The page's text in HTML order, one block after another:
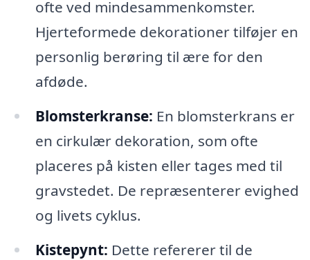
ofte ved mindesammenkomster.
Hjerteformede dekorationer tilføjer en
personlig berøring til ære for den
afdøde.
Blomsterkranse: En blomsterkrans er
en cirkulær dekoration, som ofte
placeres på kisten eller tages med til
gravstedet. De repræsenterer evighed
og livets cyklus.
Kistepynt: Dette refererer til de